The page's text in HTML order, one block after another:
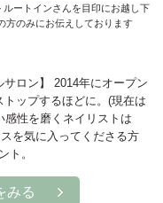
ートインさんを目印にお越し下
方のみにお伝えしております
サロン】 2014年にオープン
ップするほどに。(現在は
性を磨くネイリストは
を気に入ってくださる方
ト。
みる